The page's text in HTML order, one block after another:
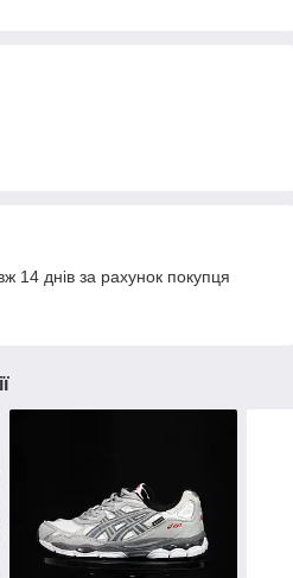
14 днів за рахунок покупця